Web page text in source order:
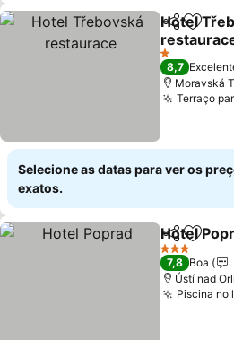
Partilhar
Hotel
1 Estrelas
8,7
Moravská
Terraço
Selecione as datas para ver os
exatos.
Partilhar
Hotel
3 Estrelas
7,8 Boa
Ústí nad
Piscina no